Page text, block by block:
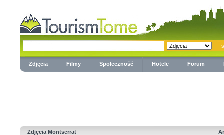
Zdjęcia Filmy Społeczność Hotele Forum
Zdjęcia Montserrat